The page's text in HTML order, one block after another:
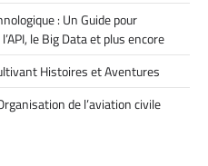
: Un Guide pour
le Big Data et plus encore
Histoires et Aventures
de l’aviation civile